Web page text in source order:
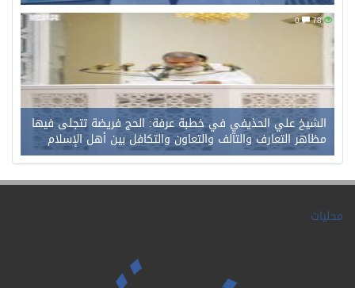
78
0
الشيخ علي الحذيفي في خطبة عرفة: الحج فريضة تتجلى فيها
مظاهر التعارف والتآلف والتعاون والتكافل بين أهل الإسلام
محليات